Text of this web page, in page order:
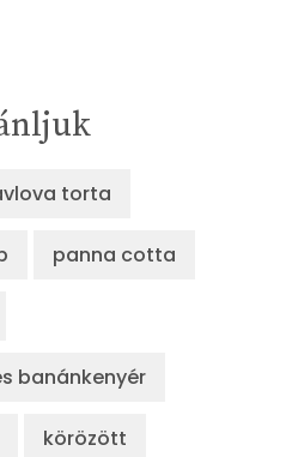
torta
panna cotta
banánkenyér
körözött